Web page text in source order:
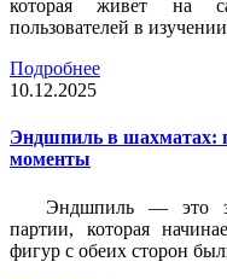
которая живет на
пользователей в
Подробнее
10.12.2025
Эндшпиль в шахматах:
моменты
Эндшпиль — это
партии, которая
фигур с обеих сторон